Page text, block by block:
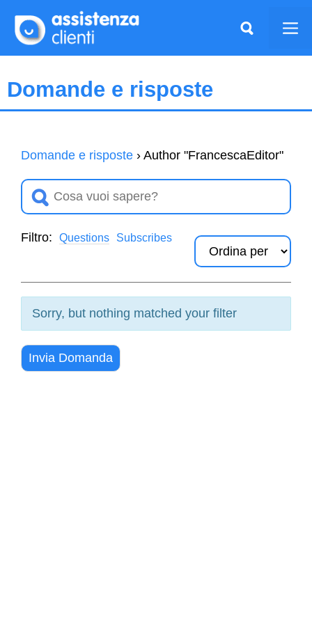
contenuto
Domande e risposte
Domande e risposte › Author "FrancescaEditor"
Filtro: Questions Subscribes
Sorry, but nothing matched your filter
Invia Domanda